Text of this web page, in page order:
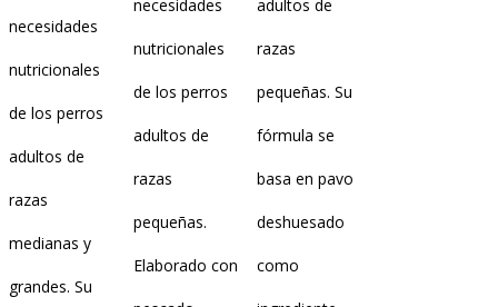
necesidades
nutricionales
de los perros
adultos de
razas
medianas y
grandes. Su
necesidades
nutricionales
de los perros
adultos de
razas
pequeñas.
Elaborado con
adultos de
razas
pequeñas. Su
fórmula se
basa en pavo
deshuesado
como